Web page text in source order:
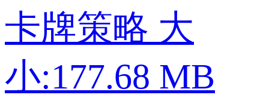
卡牌策略 大
小:177.68 MB